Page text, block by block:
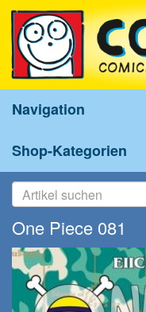
Navigation
Shop-Kategorien
One Piece 081